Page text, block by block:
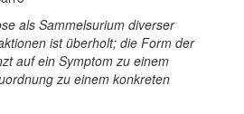
als Sammelsurium diverser
ist überholt; die Form der
auf ein Symptom zu einem
zu einem konkreten